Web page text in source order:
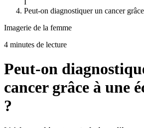
Peut-on diagnostiquer un cancer
Imagerie de la femme
4 minutes de lecture
Peut-on
cancer grâce à une
?